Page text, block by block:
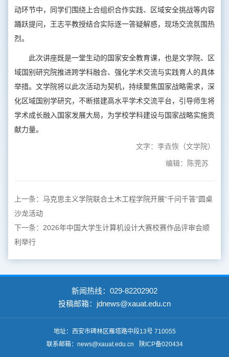
动环节中，同学们围绕上合组织合作实践、区域安全挑战等内容
踊跃提问，王志平教授结合实际逐一答疑解惑，现场交流氛围热
烈。
此次讲座既是一堂生动的国家安全教育课，也是文学院、区
域国别研究院推进跨学科融合、强化学术交流与实践育人的具体
举措。文学院将以此次活动为契机，持续聚焦国家战略需求，深
化区域国别学研究，不断搭建高水平学术交流平台，引导师生将
学术成长融入国家发展大局，为学校学科建设与国家战略实施贡
献力量。
文字：李垚恢（文学院）
编辑：陈莞苏
上一条： 马克思主义学院联合土木工程学院开展“千问千答”圆桌
沙龙活动
下一条： 2026年中国大学生计算机设计大赛校赛作品评审会顺
利举行
新闻热线：029-82202902
投稿邮箱：jdnews@xauat.edu.cn
地址：西安市碑林区雁塔路中段13号 710055
联系邮箱：news@xauat.edu.cn
陕ICP备020434